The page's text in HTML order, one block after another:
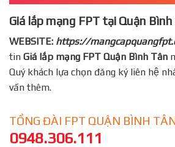
Giá lắp mạng FPT tại Quận
WEBSITE: https://
tin Giá lắp mạng FPT Quận Bình Tân
Quý khách lựa chọn đăng ký liên hệ
vấn thêm.
TỔNG ĐÀI FPT QUẬN BÌNH
0948.306.111